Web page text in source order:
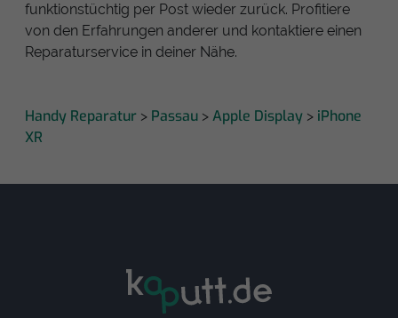
funktionstüchtig per Post wieder zurück. Profitiere
von den Erfahrungen anderer und kontaktiere einen
Reparaturservice in deiner Nähe.
Handy Reparatur > Passau > Apple Display > iPhone
XR